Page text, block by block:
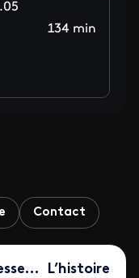
134 min
Contact
L’histoire